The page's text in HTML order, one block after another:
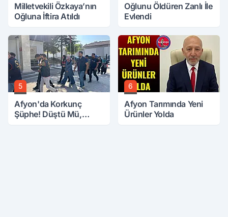
Milletvekili Özkaya’nın
Oğluna İftira Atıldı
Oğlunu Öldüren Zanlı İle
Evlendi
5
Afyon'da Korkunç
Şüphe! Düştü Mü,
6
Afyon Tarımında Yeni
Ürünler Yolda